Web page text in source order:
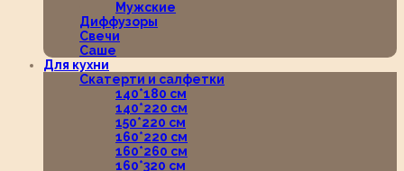
Мужские
Диффузоры
Свечи
Саше
Для кухни
Скатерти и салфетки
140*180 см
140*220 см
150*220 см
160*220 см
160*260 см
160*320 см